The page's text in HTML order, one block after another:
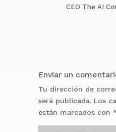
CEO The AI
Enviar un
Tu dirección de
será publicada. Los
están marcados con*